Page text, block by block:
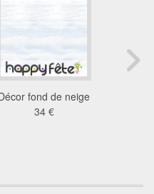
fond de neige
34 €